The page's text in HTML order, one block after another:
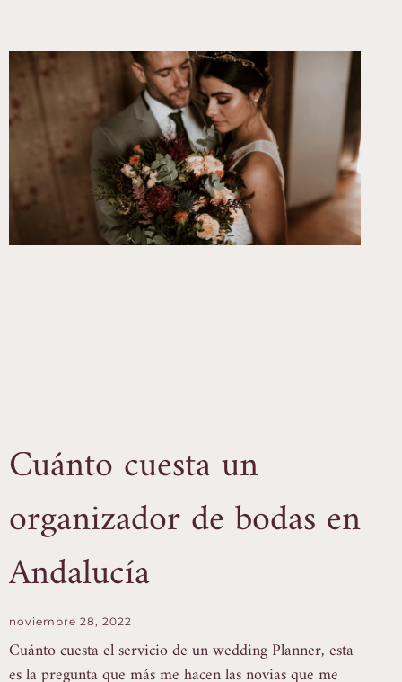
Cuánto cuesta un
organizador de bodas en
Andalucía
noviembre 28, 2022
Cuánto cuesta el servicio de un wedding Planner, esta
es la pregunta que más me hacen las novias que me